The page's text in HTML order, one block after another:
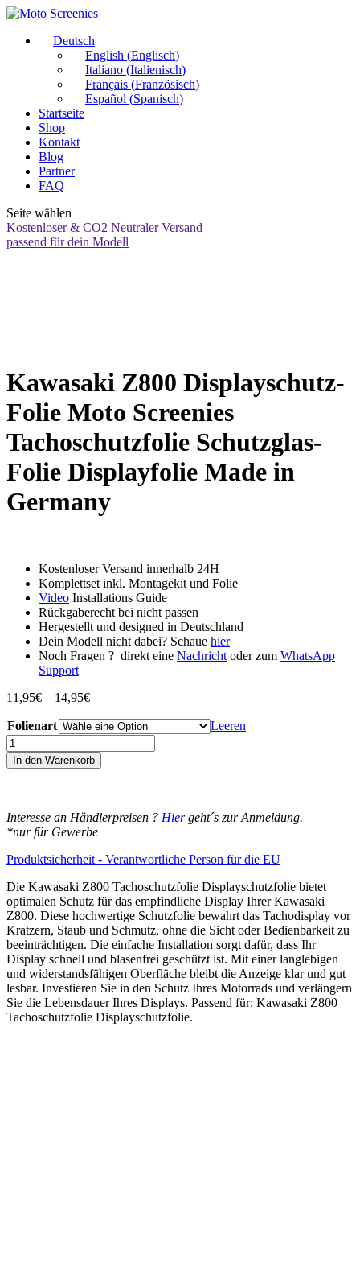
Deutsch
English (Englisch)
Italiano (Italienisch)
Français (Französisch)
Español (Spanisch)
Startseite
Shop
Kontakt
Blog
Partner
FAQ
Seite wählen
Kostenloser & CO2 Neutraler Versand
passend für dein Modell
Kawasaki Z800 Displayschutz-
Folie Moto Screenies
Tachoschutzfolie Schutzglas-
Folie Displayfolie Made in
Germany
Kostenloser Versand innerhalb 24H
Komplettset inkl. Montagekit und Folie
Video Installations Guide
Rückgaberecht bei nicht passen
Hergestellt und designed in Deutschland
Dein Modell nicht dabei? Schaue hier
Noch Fragen ? direkt eine Nachricht oder zum WhatsApp
Support
11,95€ – 14,95€Preisspanne:
bis
14,95€
Folienart
Leeren
Kawasaki
Z800
Displayschutz-
Screenies
Tachoschutzfolie
Schutzglas-
Folie
Made
in
Germany
Menge
In den Warenkorb
Interesse an Händlerpreisen ? Hiergeht´s zur Anmeldung.
*nur für Gewerbe
Produktsicherheit - Verantwortliche Person für die EU
Die Kawasaki Z800 Tachoschutzfolie Displayschutzfolie bietet
optimalen Schutz für das empfindliche Display Ihrer Kawasaki
Z800. Diese hochwertige Schutzfolie bewahrt das Tachodisplay vor
Kratzern, Staub und Schmutz, ohne die Sicht oder Bedienbarkeit zu
beeinträchtigen. Die einfache Installation sorgt dafür, dass Ihr
Display schnell und blasenfrei geschützt ist. Mit einer langlebigen
und widerstandsfähigen Oberfläche bleibt die Anzeige klar und gut
lesbar. Investieren Sie in den Schutz Ihres Motorrads und verlängern
Sie die Lebensdauer Ihres Displays. Passend für: Kawasaki Z800
Tachoschutzfolie Displayschutzfolie.